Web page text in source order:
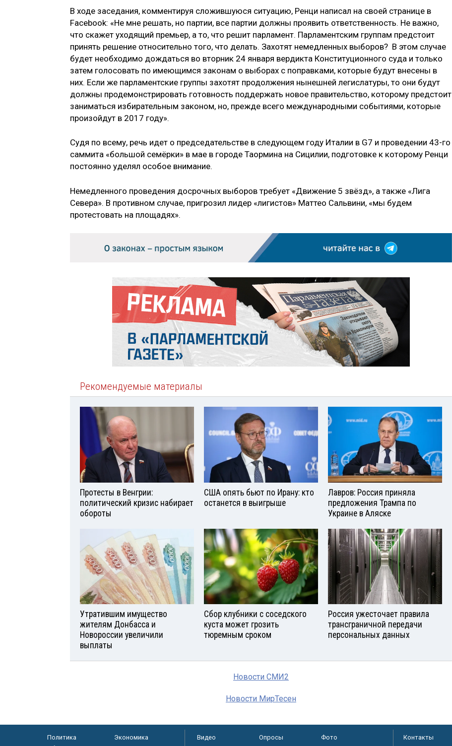
В ходе заседания, комментируя сложившуюся ситуацию, Ренци написал на своей странице в
Facebook: «Не мне решать, но партии, все партии должны проявить ответственность. Не важно,
что скажет уходящий премьер, а то, что решит парламент. Парламентским группам предстоит
принять решение относительно того, что делать. Захотят немедленных выборов? В этом случае
будет необходимо дождаться во вторник 24 января вердикта Конституционного суда и только
затем голосовать по имеющимся законам о выборах с поправками, которые будут внесены в
них. Если же парламентские группы захотят продолжения нынешней легислатуры, то они будут
должны продемонстрировать готовность поддержать новое правительство, которому предстоит
заниматься избирательным законом, но, прежде всего международными событиями, которые
произойдут в 2017 году».
Судя по всему, речь идет о председательстве в следующем году Италии в G7 и проведении 43-го
саммита «большой семёрки» в мае в городе Таормина на Сицилии, подготовке к которому Ренци
постоянно уделял особое внимание.
Немедленного проведения досрочных выборов требует «Движение 5 звёзд», а также «Лига
Севера». В противном случае, пригрозил лидер «лигистов» Маттео Сальвини, «мы будем
протестовать на площадях».
Рекомендуемые материалы
Протесты в Венгрии:
политический кризис набирает
обороты
США опять бьют по Ирану: кто
останется в выигрыше
Лавров: Россия приняла
предложения Трампа по
Украине в Аляске
Утратившим имущество
жителям Донбасса и
Новороссии увеличили
выплаты
Сбор клубники с соседского
куста может грозить
тюремным сроком
Россия ужесточает правила
трансграничной передачи
персональных данных
Новости СМИ2
Новости МирТесен
Политика
Экономика
Видео Опросы
Фото
Контакты